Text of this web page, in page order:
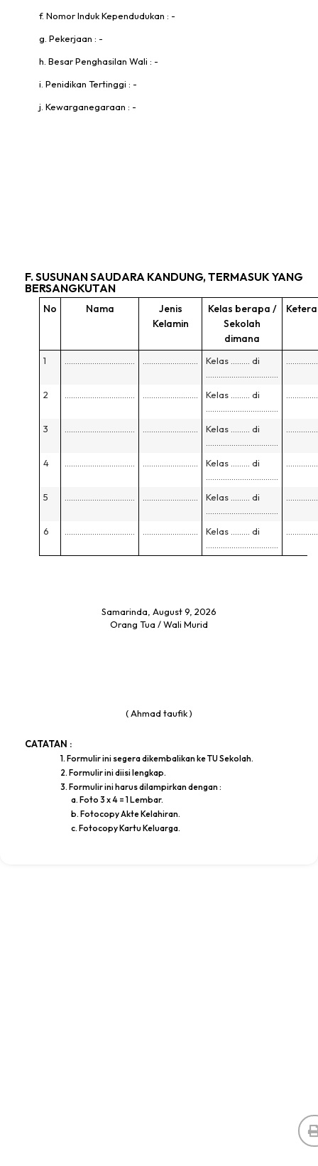
f. Nomor Induk Kependudukan : -
g. Pekerjaan : -
h. Besar Penghasilan Wali : -
i. Penidikan Tertinggi : -
j. Kewarganegaraan : -
F. SUSUNAN SAUDARA KANDUNG, TERMASUK YANG
BERSANGKUTAN
No Nama
Jenis
Kelamin
Kelas berapa /
Sekolah
dimana
1
Kelas ……… di
2
Kelas ……… di
3
Kelas ……… di
4
Kelas ……… di
5
Kelas ……… di
6
Kelas ……… di
Samarinda, August 9, 2026
Orang Tua / Wali Murid
( Ahmad taufik )
CATATAN :
1. Formulir ini segera dikembalikan ke TU Sekolah.
2. Formulir ini diisi lengkap.
3. Formulir ini harus dilampirkan dengan :
a. Foto 3 x 4 = 1 Lembar.
b. Fotocopy Akte Kelahiran.
c. Fotocopy Kartu Keluarga.